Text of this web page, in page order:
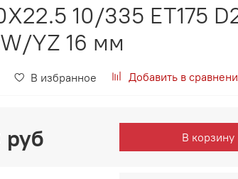
10/335 ET175
YZ 16 мм
В избранное Добавить в
В корзину